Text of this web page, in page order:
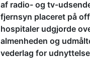
af radio- og tv-
fjernsyn placeret på
hospitaler udgjorde
almenheden og
vederlag for